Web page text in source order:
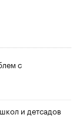
с
и детсадов